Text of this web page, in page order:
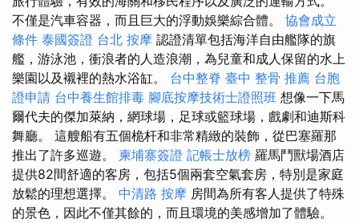
不僅是汽車容器，而且巨大的浮動娛樂綜合體。 協會成立
條件 泰國簽證 台北 按摩 認證清單包括海洋自由艦隊的旗
艦，游泳池，衝浪者的人造浪潮，為兒童和成人保留的水上
樂園以及襯裡的熱水浴缸。 台中整脊 臺中 整骨 推薦 台胞
證申請 台中養生館排毒 腳底按摩技術士證照班 想像一下馬
爾代夫的傑加萊納，網球場，足球或籃球場，戲劇和迪斯科
舞廳。 這艘船有五個桅杆和非常精緻的裝飾，從巴塞羅那
推出了許多巡遊。 柬埔寨簽證 記帳士放榜 羅馬鬥獸場酒店
提供82間舒適的客房，包括5個兩套空氣套房，特別是家庭
放鬆的理想選擇。 中清路 按摩 房間為所有客人提供了特殊
的景色，因此不僅其餘的，而且環境的美感增加了體驗。